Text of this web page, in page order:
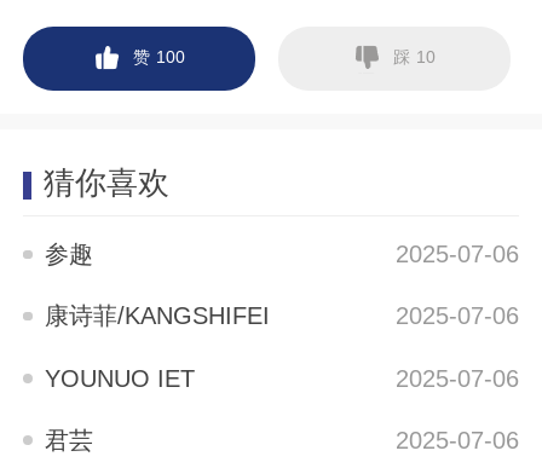
赞 100 踩 10
猜你喜欢
参趣 2025-07-06
康诗菲/KANGSHIFEI 2025-07-06
YOUNUO IET 2025-07-06
君芸 2025-07-06